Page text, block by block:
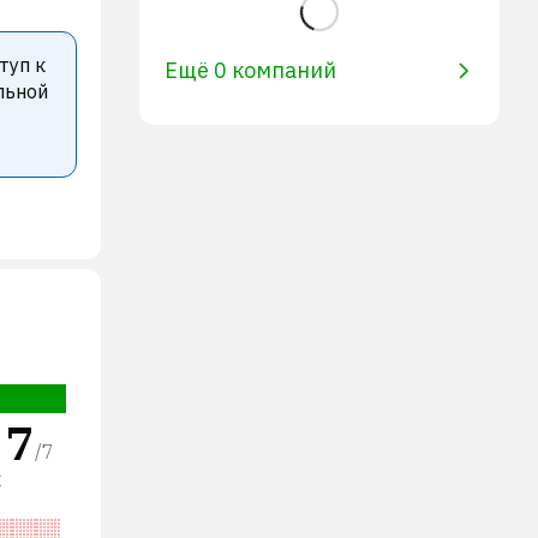
к
7 /7
Ещё 0 компаний